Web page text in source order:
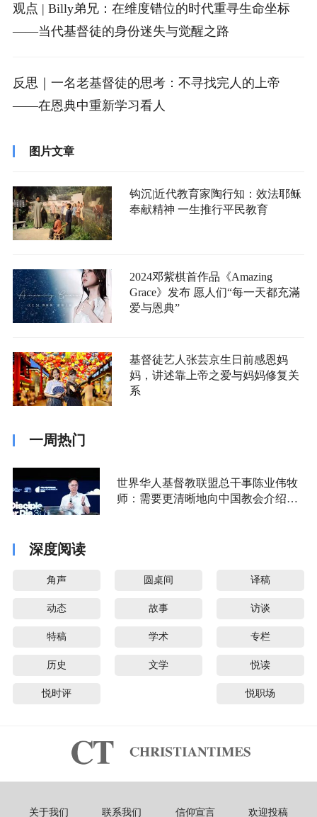
观点 | Billy弟兄：在维度错位的时代重寻生命坐标
——当代基督徒的身份迷失与觉醒之路
反思｜一名老基督徒的思考：不寻找完人的上帝
——在恩典中重新学习看人
图片文章
钩沉|近代教育家陶行知：效法耶稣
奉献精神 一生推行平民教育
2024邓紫棋首作品《Amazing
Grace》发布 愿人们“每一天都充滿
爱与恩典”
基督徒艺人张芸京生日前感恩妈
妈，讲述靠上帝之爱与妈妈修复关
系
一周热门
世界华人基督教联盟总干事陈业伟牧
师：需要更清晰地向中国教会介绍福
深度阅读
角声 圆桌间 译稿
动态 故事 访谈
特稿 学术 专栏
历史 文学 悦读
悦时评 悦职场
关于我们 联系我们 信仰宣言 欢迎投稿